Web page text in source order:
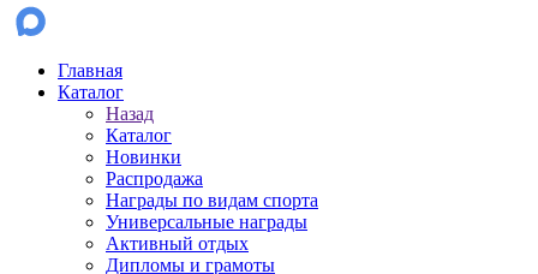
Главная
Каталог
Назад
Каталог
Новинки
Распродажа
Награды по видам спорта
Универсальные награды
Активный отдых
Дипломы и грамоты